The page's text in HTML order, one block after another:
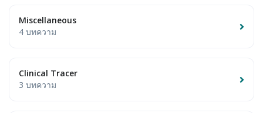
Miscellaneous
4 บทความ
Clinical Tracer
3 บทความ